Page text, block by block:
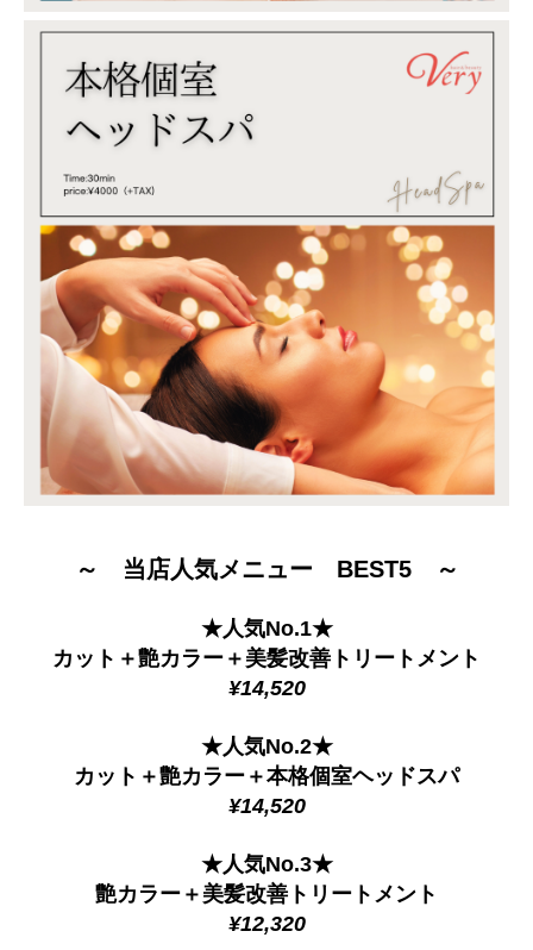
～ 当店人気メニュー BEST5 ～
★人気No.1★
カット＋艶カラー＋美髪改善トリートメント
¥14,520
★人気No.2★
カット＋艶カラー＋本格個室ヘッドスパ
¥14,520
★人気No.3★
艶カラー＋美髪改善トリートメント
¥12,320